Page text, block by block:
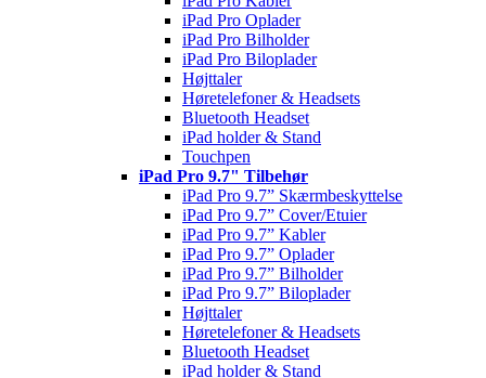
iPad Pro Oplader
iPad Pro Bilholder
iPad Pro Biloplader
Højttaler
Høretelefoner & Headsets
Bluetooth Headset
iPad holder & Stand
Touchpen
iPad Pro 9.7" Tilbehør
iPad Pro 9.7” Skærmbeskyttelse
iPad Pro 9.7” Cover/Etuier
iPad Pro 9.7” Kabler
iPad Pro 9.7” Oplader
iPad Pro 9.7” Bilholder
iPad Pro 9.7” Biloplader
Højttaler
Høretelefoner & Headsets
Bluetooth Headset
iPad holder & Stand